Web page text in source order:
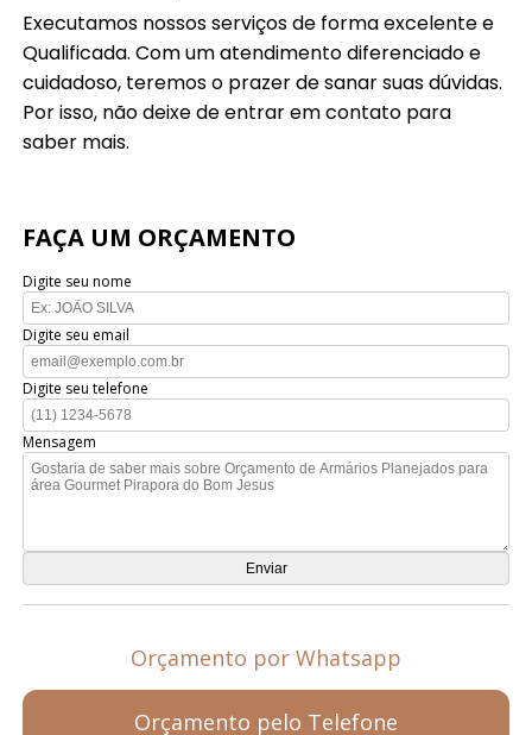
Executamos nossos serviços de forma excelente e
Qualificada. Com um atendimento diferenciado e
cuidadoso, teremos o prazer de sanar suas dúvidas.
Por isso, não deixe de entrar em contato para
saber mais.
FAÇA UM ORÇAMENTO
Digite seu nome
Digite seu email
Digite seu telefone
Mensagem
Orçamento por Whatsapp
Orçamento pelo Telefone